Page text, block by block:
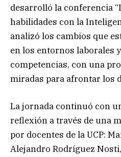
desarrolló la conferencia
habilidades con la
analizó los cambios que
en los entornos laborales
competencias, con una
miradas para afrontar los
La jornada continuó con
reflexión a través de una
por docentes de la UCP:
Alejandro Rodríguez